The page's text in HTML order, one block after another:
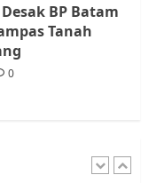
BP Batam
Tanah
0
0